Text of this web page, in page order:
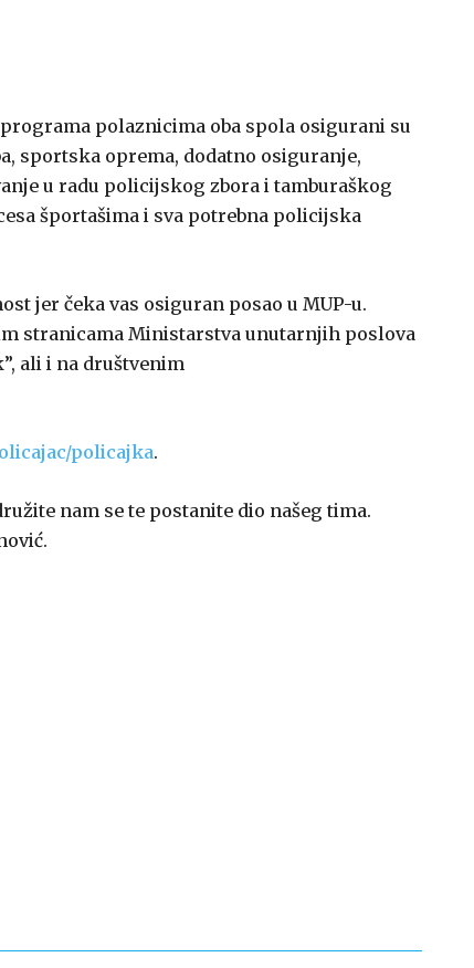
polaznicima oba spola osigurani su
sportska oprema, dodatno osiguranje,
u radu policijskog zbora i tamburaškog
športašima i sva potrebna policijska
jer čeka vas osiguran posao u MUP-u.
stranicama Ministarstva unutarnjih poslova
ali i na društvenim
policajka.
nam se te postanite dio našeg tima.